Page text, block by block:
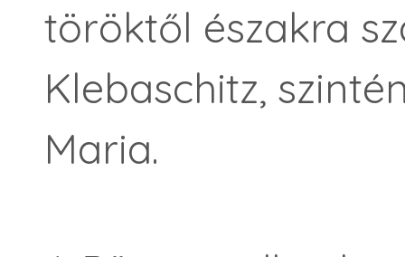
töröktől északra
Klebaschitz,
Maria.